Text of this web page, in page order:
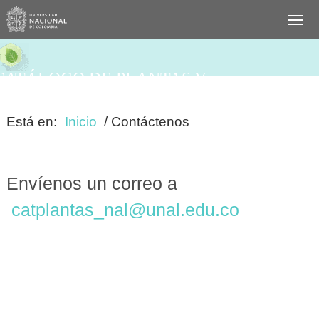
DE PLANTAS Y
Está en: Inicio / Contáctenos
Envíenos un correo a
catplantas_nal@unal.edu.co